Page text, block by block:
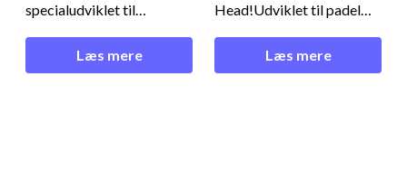
specialudviklet til
seriøse padelspiller - Head
Padel Pro Overgrip 3-
Læs mere
Head!Udviklet til padel
3-pack GreyDette lækre
padel greb er lavet af en
Læs mere